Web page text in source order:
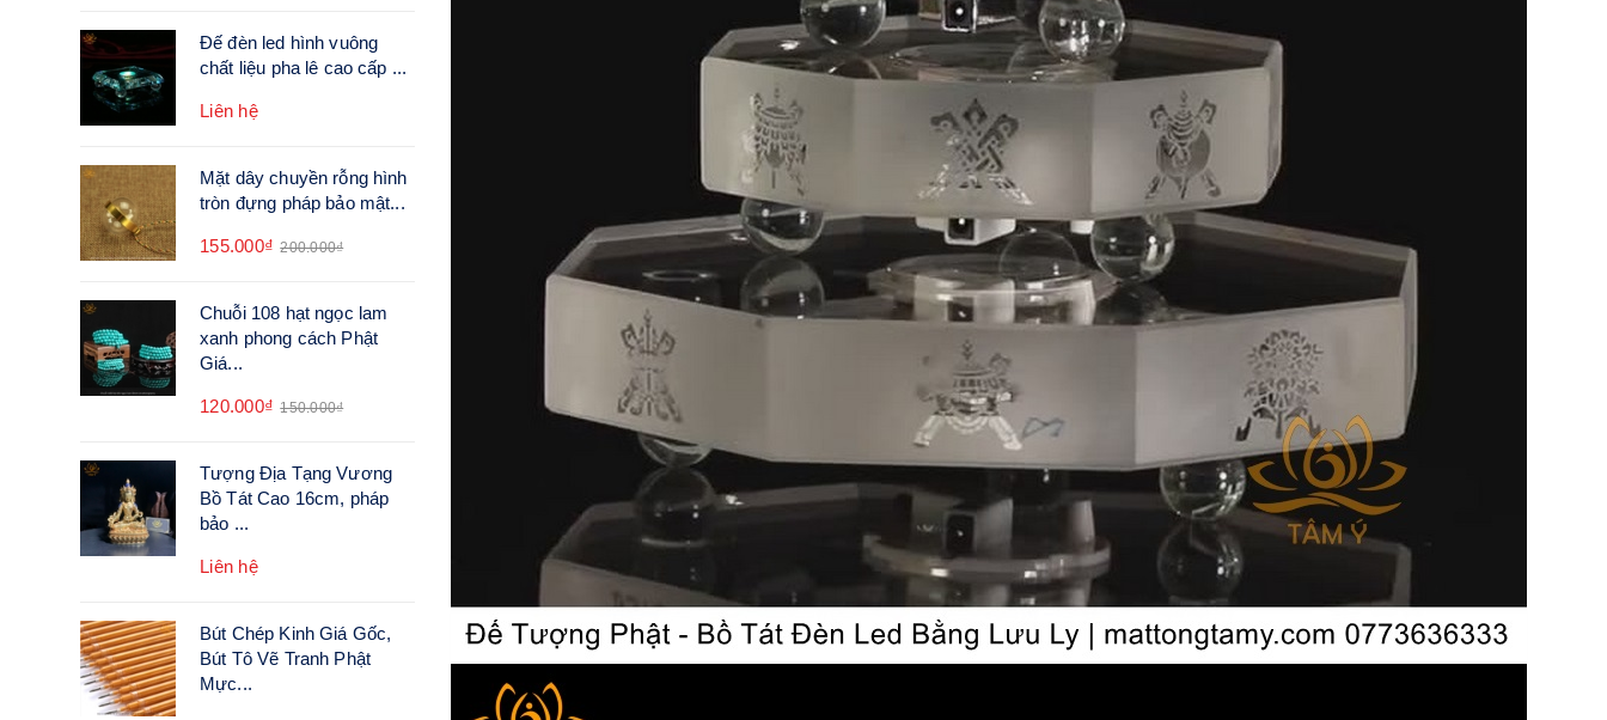
Đế đèn led hình vuông
chất liệu pha lê cao cấp ...
Liên hệ
Mặt dây chuyền rỗng hình
tròn đựng pháp bảo mật...
155.000₫ 200.000₫
Chuỗi 108 hạt ngọc lam
xanh phong cách Phật
Giá...
120.000₫ 150.000₫
Tượng Địa Tạng Vương
Bồ Tát Cao 16cm, pháp
bảo ...
Liên hệ
Bút Chép Kinh Giá Gốc,
Bút Tô Vẽ Tranh Phật
Mực...